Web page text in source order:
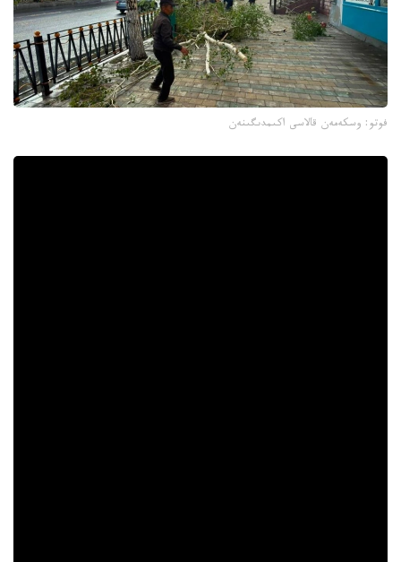
فوتو: وسكەمەن قالاسى اكىمدىگىنەن